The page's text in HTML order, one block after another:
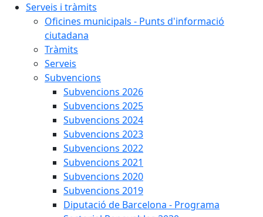
Serveis i tràmits
Oficines municipals - Punts d'informació
ciutadana
Tràmits
Serveis
Subvencions
Subvencions 2026
Subvencions 2025
Subvencions 2024
Subvencions 2023
Subvencions 2022
Subvencions 2021
Subvencions 2020
Subvencions 2019
Diputació de Barcelona - Programa